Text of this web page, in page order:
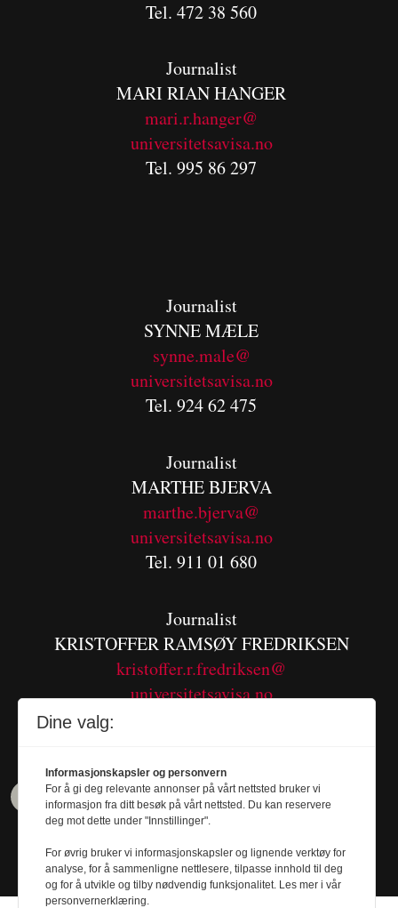
Tel. 472 38 560
Journalist
MARI RIAN HANGER
mari.r.hanger@
universitetsavisa.no
Tel. 995 86 297
Journalist
SYNNE MÆLE
synne.male@
universitetsavisa.no
Tel. 924 62 475
Journalist
MARTHE BJERVA
marthe.bjerva@
universitetsavisa.no
Tel. 911 01 680
Journalist
KRISTOFFER RAMSØY FREDRIKSEN
kristoffer.r.fredriksen@
universitetsavisa.no
Dine valg:
Informasjonskapsler og personvern
For å gi deg relevante annonser på vårt nettsted bruker vi
informasjon fra ditt besøk på vårt nettsted. Du kan reservere
deg mot dette under "Innstillinger".
For øvrig bruker vi informasjonskapsler og lignende verktøy for
analyse, for å sammenligne nettlesere, tilpasse innhold til deg
og for å utvikle og tilby nødvendig funksjonalitet. Les mer i vår
personvernerklæring.